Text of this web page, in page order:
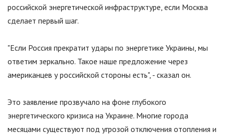
российской энергетической инфраструктуре, если Москва
сделает первый шаг.
"Если Россия прекратит удары по энергетике Украины, мы
ответим зеркально. Такое наше предложение через
американцев у российской стороны есть", - сказал он.
Это заявление прозвучало на фоне глубокого
энергетического кризиса на Украине. Многие города
месяцами существуют под угрозой отключения отопления и